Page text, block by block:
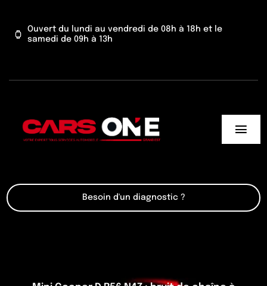
contenu
Ouvert du lundi au vendredi de 08h à 18h et le
samedi de 09h à 13h
Besoin d'un diagnostic ?